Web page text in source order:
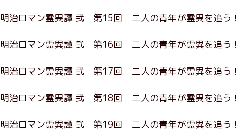
明治ロマン霊異譚 弐 第15回 二人の青年が霊異を追う！
明治ロマン霊異譚 弐 第16回 二人の青年が霊異を追う！
明治ロマン霊異譚 弐 第17回 二人の青年が霊異を追う！
明治ロマン霊異譚 弐 第18回 二人の青年が霊異を追う！
明治ロマン霊異譚 弐 第19回 二人の青年が霊異を追う！